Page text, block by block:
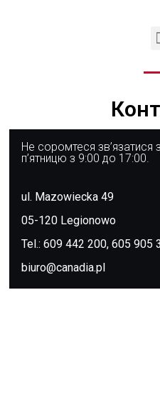
Не соромтеся зв’язатися
п’ятницю з 9:00 до 17:00.
ul. Mazowiecka 49
05-120 Legionowo
Tel.: 609 442 200, 605 905
biuro@canadia.pl